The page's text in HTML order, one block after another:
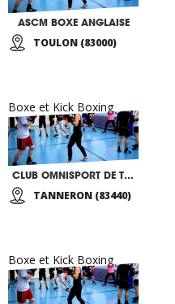
ASCM BOXE ANGLAISE
TOULON (83000)
Boxe et Kick Boxing
CLUB OMNISPORT DE TANNERON
TANNERON (83440)
Boxe et Kick Boxing